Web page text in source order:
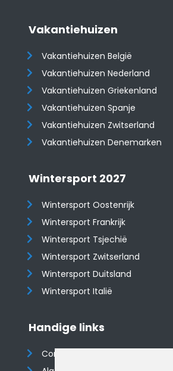
Vakantiehuizen
Vakantiehuizen België
Vakantiehuizen Nederland
Vakantiehuizen Griekenland
Vakantiehuizen Spanje
​​​​​​​Vakantiehuizen Zwitserland
Vakantiehuizen Denemarken
Wintersport 2027
Wintersport Oostenrijk
Wintersport Frankrijk
Wintersport Tsjechië
Wintersport Zwitserland
Wintersport Duitsland
Wintersport Italië
Handige links
Contact